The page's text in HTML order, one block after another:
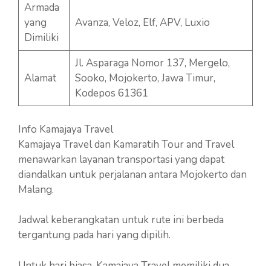
Armada
yang
Dimiliki
Avanza, Veloz, Elf, APV, Luxio
Alamat
Jl. Asparaga Nomor 137, Mergelo,
Sooko, Mojokerto, Jawa Timur,
Kodepos 61361
Info Kamajaya Travel
Kamajaya Travel dan Kamaratih Tour and Travel
menawarkan layanan transportasi yang dapat
diandalkan untuk perjalanan antara Mojokerto dan
Malang.
Jadwal keberangkatan untuk rute ini berbeda
tergantung pada hari yang dipilih.